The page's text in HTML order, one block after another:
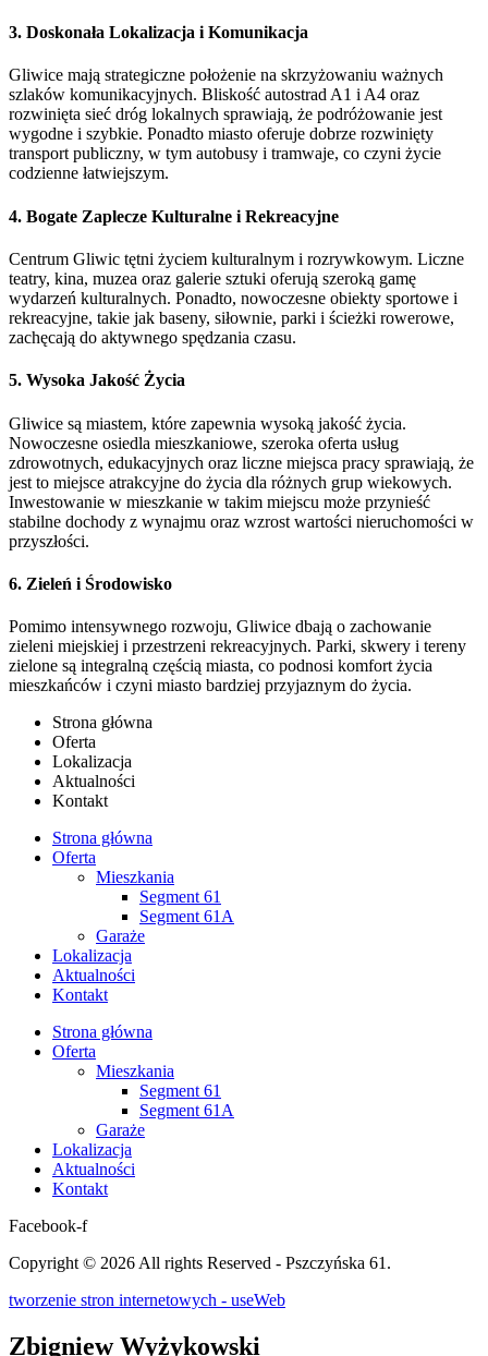
3. Doskonała Lokalizacja i Komunikacja
Gliwice mają strategiczne położenie na skrzyżowaniu ważnych
szlaków komunikacyjnych. Bliskość autostrad A1 i A4 oraz
rozwinięta sieć dróg lokalnych sprawiają, że podróżowanie jest
wygodne i szybkie. Ponadto miasto oferuje dobrze rozwinięty
transport publiczny, w tym autobusy i tramwaje, co czyni życie
codzienne łatwiejszym.
4. Bogate Zaplecze Kulturalne i Rekreacyjne
Centrum Gliwic tętni życiem kulturalnym i rozrywkowym. Liczne
teatry, kina, muzea oraz galerie sztuki oferują szeroką gamę
wydarzeń kulturalnych. Ponadto, nowoczesne obiekty sportowe i
rekreacyjne, takie jak baseny, siłownie, parki i ścieżki rowerowe,
zachęcają do aktywnego spędzania czasu.
5. Wysoka Jakość Życia
Gliwice są miastem, które zapewnia wysoką jakość życia.
Nowoczesne osiedla mieszkaniowe, szeroka oferta usług
zdrowotnych, edukacyjnych oraz liczne miejsca pracy sprawiają, że
jest to miejsce atrakcyjne do życia dla różnych grup wiekowych.
Inwestowanie w mieszkanie w takim miejscu może przynieść
stabilne dochody z wynajmu oraz wzrost wartości nieruchomości w
przyszłości.
6. Zieleń i Środowisko
Pomimo intensywnego rozwoju, Gliwice dbają o zachowanie
zieleni miejskiej i przestrzeni rekreacyjnych. Parki, skwery i tereny
zielone są integralną częścią miasta, co podnosi komfort życia
mieszkańców i czyni miasto bardziej przyjaznym do życia.
Strona główna
Oferta
Lokalizacja
Aktualności
Kontakt
Strona główna
Oferta
Mieszkania
Segment 61
Segment 61A
Garaże
Lokalizacja
Aktualności
Kontakt
Strona główna
Oferta
Mieszkania
Segment 61
Segment 61A
Garaże
Lokalizacja
Aktualności
Kontakt
Facebook-f
Copyright © 2026 All rights Reserved - Pszczyńska 61.
tworzenie stron internetowych - useWeb
Zbigniew Wyżykowski